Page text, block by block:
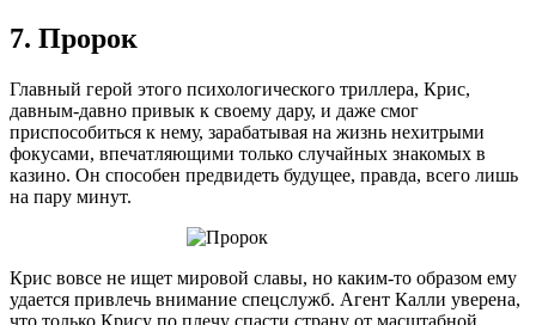
7. Пророк
Главный герой этого психологического триллера, Крис,
давным-давно привык к своему дару, и даже смог
приспособиться к нему, зарабатывая на жизнь нехитрыми
фокусами, впечатляющими только случайных знакомых в
казино. Он способен предвидеть будущее, правда, всего лишь
на пару минут.
Крис вовсе не ищет мировой славы, но каким-то образом ему
удается привлечь внимание спецслужб. Агент Калли уверена,
что только Крису по плечу спасти страну от масштабной